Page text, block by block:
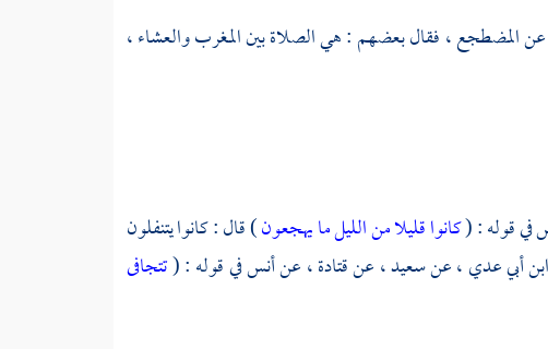
عن المضطجع ، فقال بعضهم : هي الصلاة بين المغرب والعشاء ،
في قوله : (كانوا قليلا من الليل ما يهجعون) قال : كانوا يتنفلون
ابن أبي عدي ،عنسعيد ،عنقتادة ،عنأنسفي قوله : (تتجافى